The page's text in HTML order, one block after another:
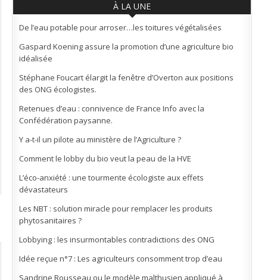
À LA UNE
De l’eau potable pour arroser…les toitures végétalisées
Gaspard Koening assure la promotion d’une agriculture bio
idéalisée
Stéphane Foucart élargit la fenêtre d’Overton aux positions
des ONG écologistes.
Retenues d’eau : connivence de France Info avec la
Confédération paysanne.
Y a-t-il un pilote au ministère de l’Agriculture ?
Comment le lobby du bio veut la peau de la HVE
L’éco-anxiété : une tourmente écologiste aux effets
dévastateurs
Les NBT : solution miracle pour remplacer les produits
phytosanitaires ?
Lobbying : les insurmontables contradictions des ONG
Idée reçue n°7 : Les agriculteurs consomment trop d’eau
Sandrine Rousseau ou le modèle malthusien appliqué à